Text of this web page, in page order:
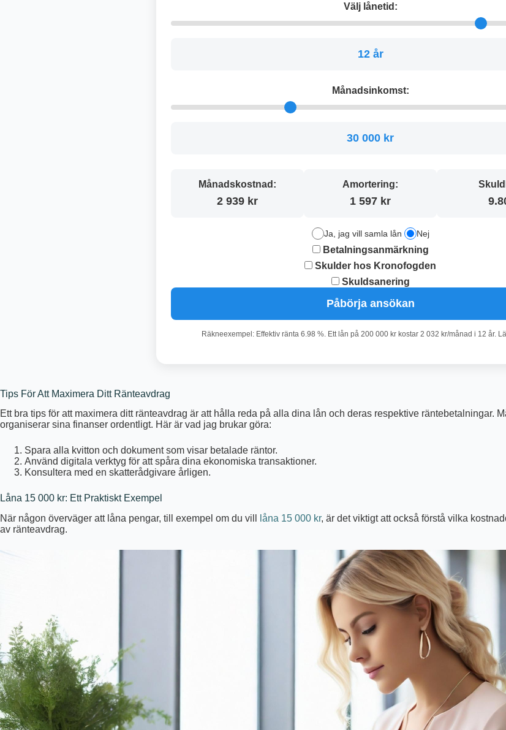
Välj lånetid:
12 år
Månadsinkomst:
30 000 kr
Månadskostnad:
2 939 kr
Amortering:
1 597 kr
Ja, jag vill samla lån Nej
Betalningsanmärkning
Skulder hos Kronofogden
Skuldsanering
Påbörja ansökan
Räkneexempel: Effektiv ränta 6.98 %. Ett lån på 200 000 kr kostar 2 032 kr/månad i 12 år.
Tips För Att Maximera Ditt Ränteavdrag
Ett bra tips för att maximera ditt ränteavdrag är att hålla reda på alla dina lån och deras respektive räntebetalningar.
organiserar sina finanser ordentligt. Här är vad jag brukar göra:
Spara alla kvitton och dokument som visar betalade räntor.
Använd digitala verktyg för att spåra dina ekonomiska transaktioner.
Konsultera med en skatterådgivare årligen.
Låna 15 000 kr: Ett Praktiskt Exempel
När någon överväger att låna pengar, till exempel om du vill
låna 15 000 kr, är det viktigt att också förstå vilka
av ränteavdrag.